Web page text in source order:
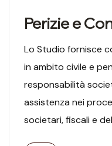
Perizie e
Lo Studio fornisce
in ambito civile e
responsabilità
assistenza nei
societari, fiscali e